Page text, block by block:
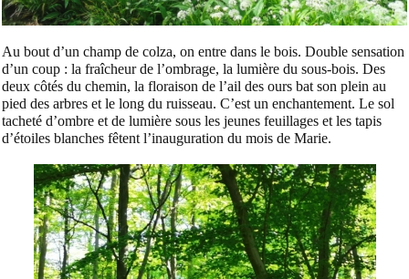
Au bout d’un champ de colza, on entre dans le bois. Double sensation
d’un coup : la fraîcheur de l’ombrage, la lumière du sous-bois. Des
deux côtés du chemin, la floraison de l’ail des ours bat son plein au
pied des arbres et le long du ruisseau. C’est un enchantement. Le sol
tacheté d’ombre et de lumière sous les jeunes feuillages et les tapis
d’étoiles blanches fêtent l’inauguration du mois de Marie.